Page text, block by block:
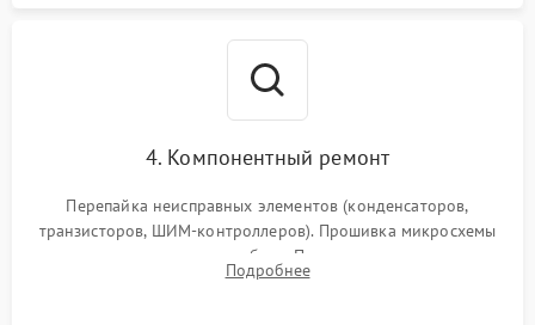
4. Компонентный ремонт
Перепайка неисправных элементов (конденсаторов,
транзисторов, ШИМ-контроллеров). Прошивка микросхемы
памяти при программных сбоях. При поломке подсветки —
разборка матрицы и замена выгоревших светодиодов.
Подробнее